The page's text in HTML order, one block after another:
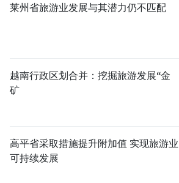
莱州省旅游业发展与其潜力仍不匹配
越南行政区划合并：挖掘旅游发展“金
矿
高平省采取措施提升附加值 实现旅游业
可持续发展